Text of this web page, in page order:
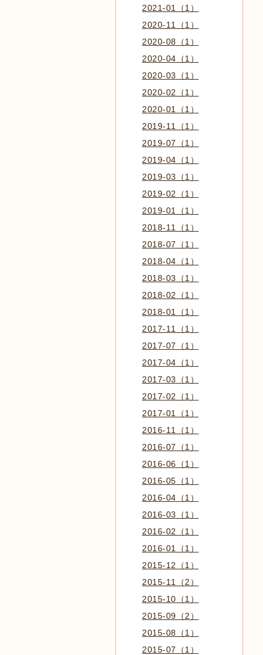
2021-01（1）
2020-11（1）
2020-08（1）
2020-04（1）
2020-03（1）
2020-02（1）
2020-01（1）
2019-11（1）
2019-07（1）
2019-04（1）
2019-03（1）
2019-02（1）
2019-01（1）
2018-11（1）
2018-07（1）
2018-04（1）
2018-03（1）
2018-02（1）
2018-01（1）
2017-11（1）
2017-07（1）
2017-04（1）
2017-03（1）
2017-02（1）
2017-01（1）
2016-11（1）
2016-07（1）
2016-06（1）
2016-05（1）
2016-04（1）
2016-03（1）
2016-02（1）
2016-01（1）
2015-12（1）
2015-11（2）
2015-10（1）
2015-09（2）
2015-08（1）
2015-07（1）